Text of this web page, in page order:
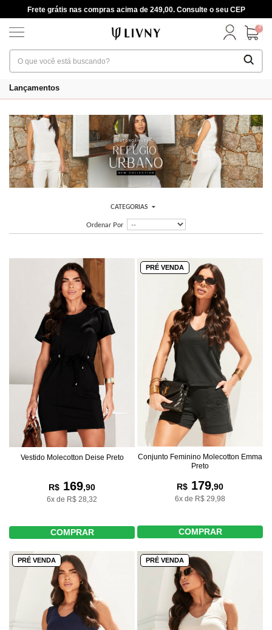
Frete grátis nas compras acima de 249,00. Consulte o seu CEP
0
Lançamentos
CATEGORIAS
Ordenar Por
Vestido Molecotton Deise Preto
R$ 169,90
6x de R$ 28,32
COMPRAR
PRÉ VENDA
Conjunto Feminino Molecotton Emma
Preto
R$ 179,90
6x de R$ 29,98
COMPRAR
PRÉ VENDA PRÉ VENDA